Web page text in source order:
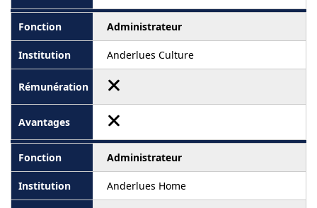
Administrateur
Anderlues Culture
Administrateur
Anderlues Home